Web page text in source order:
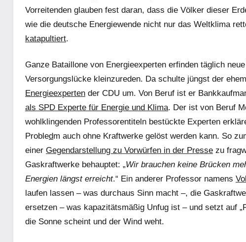
Vorreitenden glauben fest daran, dass die Völker dieser
wie die deutsche Energiewende nicht nur das Weltklima
katapultiert.
Ganze Bataillone von Energieexperten erfinden täglich
Versorgungslücke kleinzureden. Da schulte jüngst der
Energieexperten der CDU um. Von Beruf ist er
als SPD Experte für Energie und Klima. Der ist von Beruf
wohlklingenden Professorentiteln bestückte Experten
Probledm auch ohne Kraftwerke gelöst werden kann. So
einer Gegendarstellung zu Vorwürfen in der Presse zu
Gaskraftwerke behauptet: „Wir brauchen keine Brücken
Energien längst erreicht.“ Ein anderer Professor namens
laufen lassen – was durchaus Sinn macht –, die
ersetzen – was kapazitätsmäßig Unfug ist – und setzt auf
die Sonne scheint und der Wind weht.